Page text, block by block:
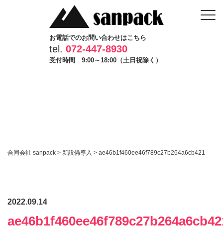
お電話でのお問い合わせはこちら
tel. 072-447-8930
受付時間 9:00～18:00（土日祝除く）
合同会社 sanpack > 新設備導入 > ae46b1f460ee46f789c27b264a6cb421
2022.09.14